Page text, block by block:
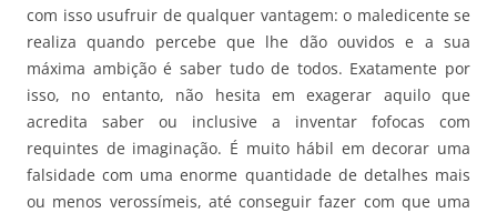
com isso usufruir de qualquer vantagem: o maledicente se
realiza quando percebe que lhe dão ouvidos e a sua
máxima ambição é saber tudo de todos. Exatamente por
isso, no entanto, não hesita em exagerar aquilo que
acredita saber ou inclusive a inventar fofocas com
requintes de imaginação. É muito hábil em decorar uma
falsidade com uma enorme quantidade de detalhes mais
ou menos verossímeis, até conseguir fazer com que uma